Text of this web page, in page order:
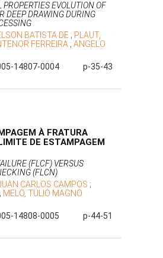
EVOLUTION OF
DEEP DRAWING DURING
BATISTA DE ; PLAUT,
FERREIRA ; ANGELO
14807-0004
p-35-43
À FRATURA
DE ESTAMPAGEM
(FLCF) VERSUS
(FLCN)
CARLOS CAMPOS ;
; MELO, TÚLIO MAGNO
14808-0005
p-44-51